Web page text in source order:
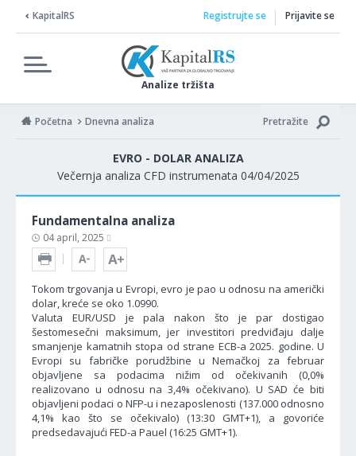
KapitalRS
Analize tržišta
Registrujte se Prijavite se
Početna Dnevna analiza Pretražite
EVRO - DOLAR ANALIZA
Večernja analiza CFD instrumenata 04/04/2025
Fundamentalna analiza
04 april, 2025
Tokom trgovanja u Evropi, evro je pao u odnosu na američki
dolar, kreće se oko 1.0990.
Valuta EUR/USD je pala nakon što je par dostigao
šestomesečni maksimum, jer investitori predviđaju dalje
smanjenje kamatnih stopa od strane ECB-a 2025. godine. U
Evropi su fabričke porudžbine u Nemačkoj za februar
objavljene sa podacima nižim od očekivanih (0,0%
realizovano u odnosu na 3,4% očekivano). U SAD će biti
objavljeni podaci o NFP-u i nezaposlenosti (137.000 odnosno
4,1% kao što se očekivalo) (13:30 GMT+1), a govoriće
predsedavajući FED-a Pauel (16:25 GMT+1).